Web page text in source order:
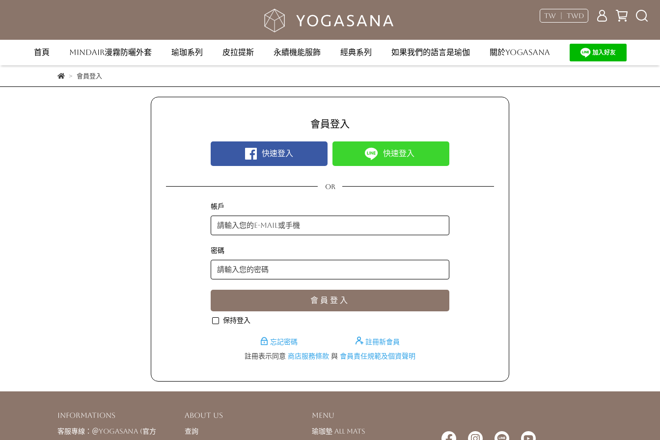
TW ｜ TWD
首頁 MindAir漫霧防曬外套 瑜珈系列 皮拉提斯 永續機能服飾 經典系列 如果我們的語言是瑜伽 關於YOGASANA
會員登入
會員登入
快速登入 快速登入
帳戶
密碼
會員登入
保持登入
忘記密碼
註冊新會員
註冊表示同意 商店服務條款 與 會員責任規範及個資聲明
Informations
客服專線：＠yogasana (官方
About us
查詢
Menu
瑜珈墊 All Mats